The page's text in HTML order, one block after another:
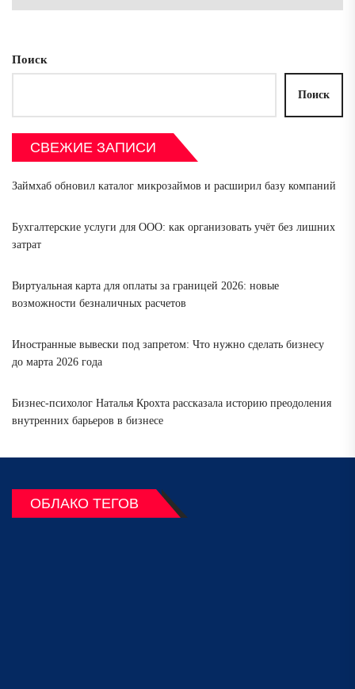
Поиск
Поиск
СВЕЖИЕ ЗАПИСИ
Займхаб обновил каталог микрозаймов и расширил базу компаний
Бухгалтерские услуги для ООО: как организовать учёт без лишних
затрат
Виртуальная карта для оплаты за границей 2026: новые
возможности безналичных расчетов
Иностранные вывески под запретом: Что нужно сделать бизнесу
до марта 2026 года
Бизнес-психолог Наталья Крохта рассказала историю преодоления
внутренних барьеров в бизнесе
ОБЛАКО ТЕГОВ